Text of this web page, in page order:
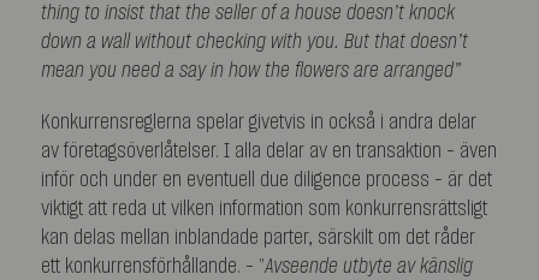
thing to insist that the seller of a house doesn’t knock
down a wall without checking with you. But that doesn’t
mean you need a say in how the flowers are arranged”
Konkurrensreglerna spelar givetvis in också i andra delar
av företagsöverlåtelser. I alla delar av en transaktion – även
inför och under en eventuell due diligence process – är det
viktigt att reda ut vilken information som konkurrensrättsligt
kan delas mellan inblandade parter, särskilt om det råder
ett konkurrensförhållande. – ”Avseende utbyte av känslig